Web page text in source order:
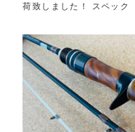
荷致しました！ スペッ